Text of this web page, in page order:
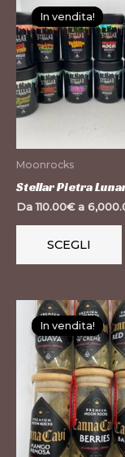
In vendita!
In vendita!
Moonrocks
Stellar Pietra
Da110.00€a
SCEGLI
In vendita!
In vendita!